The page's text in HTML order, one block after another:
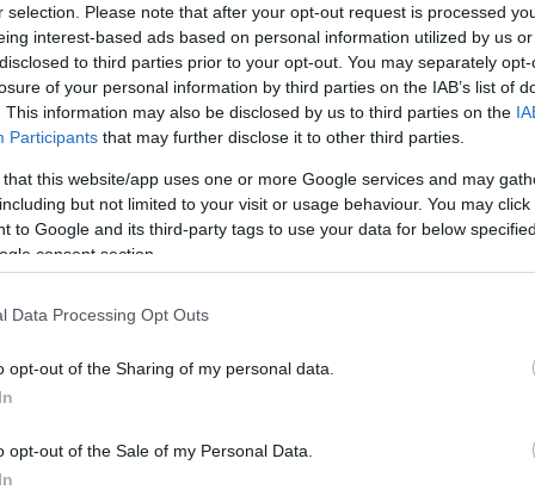
selection. Please note that after your opt-out request is processed
interest-based ads based on personal information utilized by us
to third parties prior to your opt-out. You may separately
of your personal information by third parties on the IAB’s list of
This information may also be disclosed by us to third parties on the
Participants that may further disclose it to other third parties.
that this website/app uses one or more Google services and may
but not limited to your visit or usage behaviour. You may
to Google and its third-party tags to use your data for below
consent section.
Data Processing Opt Outs
opt-out of the Sharing of my personal data.
opt-out of the Sale of my Personal Data.
in quattro giorni, la manifestazione ha
oltre40.000 personedal vivo e ha
milioni di visualizzazioni. Questo
online è la cifra distintiva